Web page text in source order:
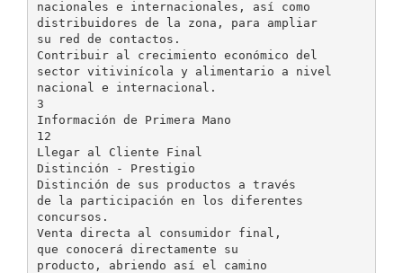
nacionales e internacionales, así como
distribuidores de la zona, para ampliar
su red de contactos.
Contribuir al crecimiento económico del
sector vitivinícola y alimentario a nivel
nacional e internacional.
3
Información de Primera Mano
12
Llegar al Cliente Final
Distinción - Prestigio
Distinción de sus productos a través
de la participación en los diferentes
concursos.
Venta directa al consumidor final,
que conocerá directamente su
producto, abriendo así el camino